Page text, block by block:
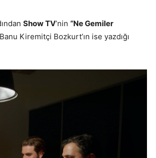
Show TV’nin “Ne Gemiler
Kiremitçi Bozkurt’ın ise yazdığı